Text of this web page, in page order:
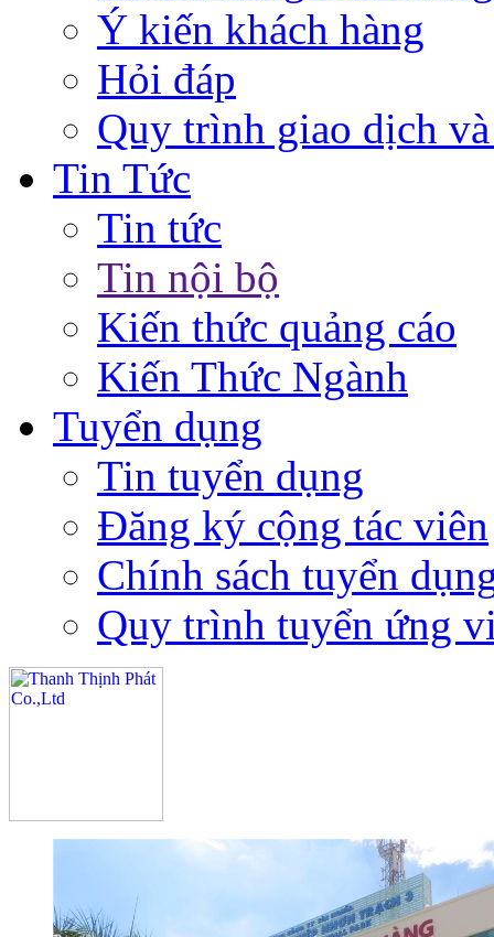
Ý kiến khách hàng
Hỏi đáp
Quy trình giao dịch
Tin Tức
Tin tức
Tin nội bộ
Kiến thức quảng cáo
Kiến Thức Ngành
Tuyển dụng
Tin tuyển dụng
Đăng ký cộng tác viên
Chính sách tuyển
Quy trình tuyển ứng